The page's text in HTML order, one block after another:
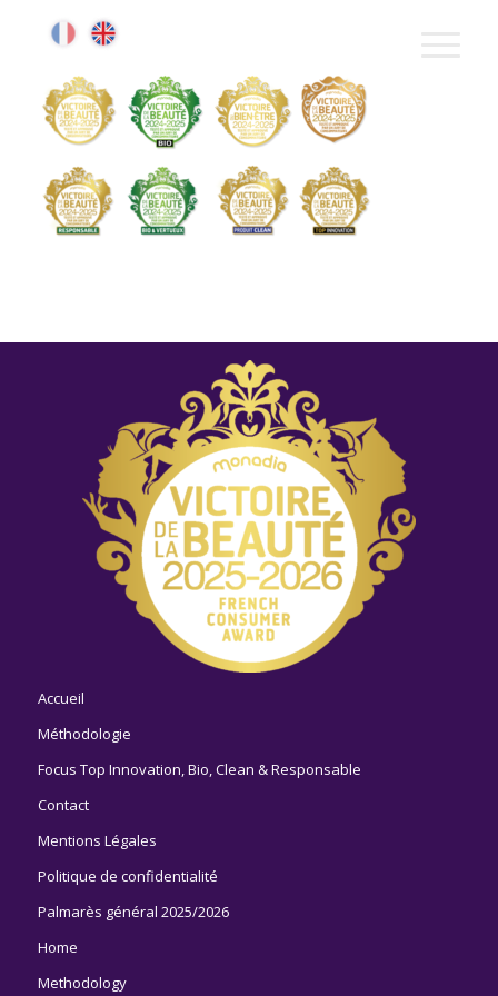
Accueil
Méthodologie
Focus Top Innovation, Bio, Clean & Responsable
Contact
Mentions Légales
Politique de confidentialité
Palmarès général 2025/2026
Home
Methodology